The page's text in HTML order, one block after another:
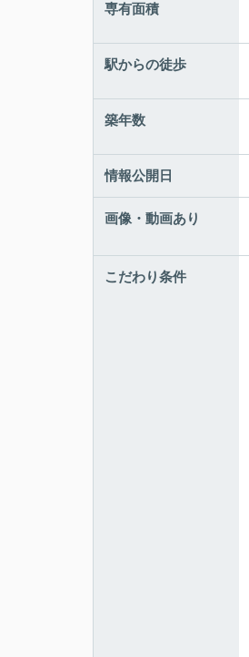
専有面積
駅からの徒歩
築年数
情報公開日
画像・動画あり
こだわり条件